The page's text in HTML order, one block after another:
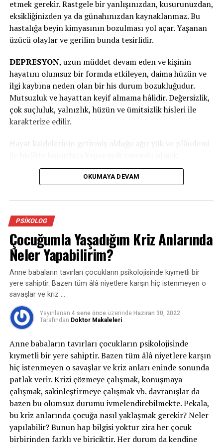
1. Çarpıntı, kalp atımlarında hızlanma
2. Terleme
4. Ağız kuruluğu
Göğüs ve Karın Belirtileri
5. Nefes almada güçlük
6. Boğulma hissi
8. Bunaltı veya karında rahatsızlık
10. Derealizasyon, depersonalizasyon
11. Kontrolü yitirme, çıldırma, kendinden geçme
korkusu
12. Ölüm Korkusu
Genel Belirtiler
13. Sıcak ya da soğuk basması
14. Uyuşma
PANİK BOZUKLUĞU NEDİR?
Beklenmedik şekilde ortaya çıkan, tekrarlayıcı panik
atakları nedeni ile ataklar arasındaki zamanlarda da
panik atakların yaşanılacağına dair sürekli bir korku-
etmek gerekir. Rastgele bir yanlışınızdan, kusurunuzdan,
eksikliğinizden ya da günahınızdan kaynaklanmaz. Bu
hastalığa beyin kimyasının bozulması yol açar. Yaşanan
üzücü olaylar ve gerilim bunda tesirlidir.
DEPRESYON, uzun müddet devam eden ve kişinin
hayatını olumsuz bir formda etkileyen, daima hüzün ve
ilgi kaybına neden olan bir his durum bozukluğudur.
Mutsuzluk ve hayattan keyif almama hâlidir. Değersizlik,
çok suçluluk, yalnızlık, hüzün ve ümitsizlik hisleri ile
karakterize edilir.
Hayat kaidelerinin getirmiş olduğu ağır yük ve plândemi
insanların ruhsal dünyasında bir çöküntü oluşturdu.
Birtakım insanların kişilik yapısı bu durumdan daha fazla
Depresyon neden kaynaklanır?
Depresyon, beyinde kimyasal istikrarın bozulması
sonucu ortaya çıkan bir hastalıktır. Örneğin, bir yakının
kaybı, iş kaybı, kronik bir hastalığa yakalanmak üzere
sebepler depresyona yol açabilir.
Bazen kişi bir sebep olmadan da depresyona girebiliyor.
Genetik transfer yoluyla da şahıstan şahsa geçebiliyor.
Anne yahut baba sık sık depresyona giriyorsa, bu
bireylerin çocukları bunu yaşayarak ve rol model alarak
öğreniyor, bu manada “Genetik bir yatkınlık olduğu için
görülme ihtimâli biraz daha yüksek” diyebiliriz.
Depresyonun belirtileri nelerdir?
Kişinin olağanda severek ve isteyerek yaptığı bir işi
yapmak istememesi, yataktan çıkmak istememek, daima
uyku hâli, uykuya dalmada zorluk çekmek yahut çok
uyumak, çok yeme yahut iştahsızlık, daima yorgunluk
OKUMAYA DEVAM
PSIKOLOG
Çocuğumla Yaşadığım Kriz Anlarında
Neler Yapabilirim?
Anne babaların tavırları çocukların psikolojisinde kıymetli bir
yere sahiptir. Bazen tüm âlâ niyetlere karşın hiç istenmeyen o
savaşlar ve kriz …
Yayınlanan 4 sene önce üzerinde Haziran 30, 2022
Tarafından Doktor Makaleleri
Anne babaların tavırları çocukların psikolojisinde
kıymetli bir yere sahiptir. Bazen tüm âlâ niyetlere karşın
hiç istenmeyen o savaşlar ve kriz anları eninde sonunda
patlak verir. Krizi çözmeye çalışmak, konuşmaya
çalışmak, sakinleştirmeye çalışmak vb. davranışlar da
bazen bu olumsuz durumu ivmelendirebilmekte. Pekala,
bu kriz anlarında çocuğa nasıl yaklaşmak gerekir? Neler
yapılabilir? Bunun hap bilgisi yoktur zira her çocuk
birbirinden farklı ve biriciktir. Her durum da kendine